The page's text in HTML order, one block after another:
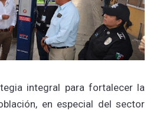
integral para fortalecer la
en especial del sector